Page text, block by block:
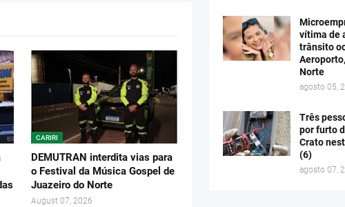
CARIRI
DEMUTRAN interdita vias para
o Festival da Música Gospel de
Juazeiro do Norte
August 07, 2026
vítima de
trânsito
Norte
agosto 05,
Três
por furto
Crato
(6)
agosto 07,